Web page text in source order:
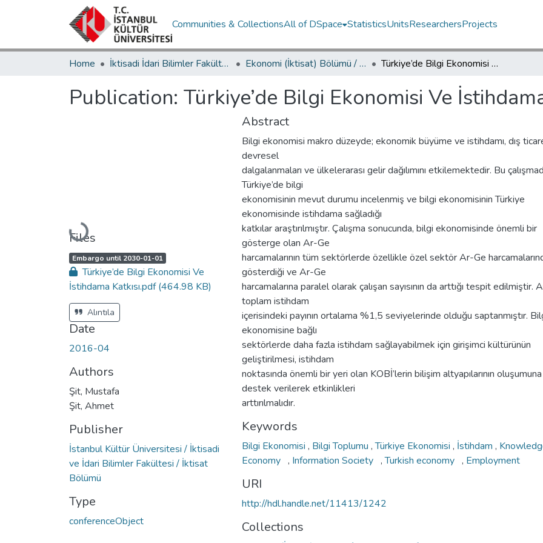
Communities & CollectionsAll of DSpace StatisticsUnitsResearchersProjects
Home İktisadi İdari Bilimler Fakültesi / Faculty of Economics and Administrative Sciences Ekonomi (İktisat) Bölümü / Department of Economics Türkiye’de Bilgi Ekonomisi Ve İstihdama Katkısı
Publication: Türkiye’de Bilgi Ekonomisi Ve
Loading...
Files
A
c
c
e
s
s
a
t
u
:
Embargo until 2030-01-01,
Türkiye’de Bilgi Ekonomisi Ve
İstihdama Katkısı.pdf(464.98 KB)
Alıntıla
Date
2016-04
Authors
Şit, Mustafa
Şit, Ahmet
Publisher
İstanbul Kültür Üniversitesi / İktisadi
ve İdari Bilimler Fakültesi / İktisat
Bölümü
Type
conferenceObject
Abstract
Bilgi ekonomisi makro düzeyde; ekonomik büyüme ve istihdamı, dış
devresel
dalgalanmaları ve ülkelerarası gelir dağılımını etkilemektedir. Bu
Türkiye’de bilgi
ekonomisinin mevut durumu incelenmiş ve bilgi ekonomisinin Türkiye
ekonomisinde istihdama sağladığı
katkılar araştırılmıştır. Çalışma sonucunda, bilgi ekonomisinde önemli bir
gösterge olan Ar-Ge
harcamalarının tüm sektörlerde özellikle özel sektör Ar-Ge
gösterdiği ve Ar-Ge
harcamalarına paralel olarak çalışan sayısının da arttığı tespit edilmiştir.
toplam istihdam
içerisindeki payının ortalama %1,5 seviyelerinde olduğu saptanmıştır.
ekonomisine bağlı
sektörlerde daha fazla istihdam sağlayabilmek için girişimci kültürünün
geliştirilmesi, istihdam
noktasında önemli bir yeri olan KOBİ’lerin bilişim altyapılarının oluşumuna
destek verilerek etkinlikleri
arttırılmalıdır.
Keywords
Bilgi Ekonomisi , Bilgi Toplumu ,Türkiye Ekonomisi , İstihdam ,
Economy , Information Society ,Turkish economy , Employment
URI
http://hdl.handle.net/11413/1242
Collections